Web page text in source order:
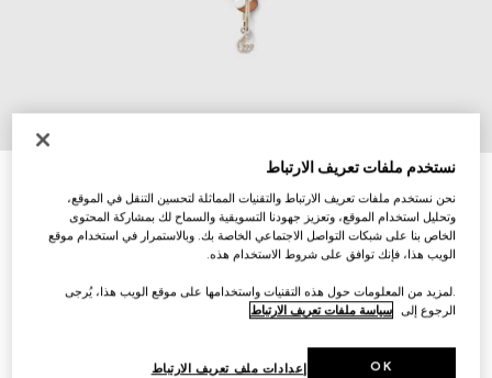
مروحة كبيرة الحجم بطبعة Flora
SAR 2,000
تنويعات أبيض ومتعدد الألوان
نستخدم ملفات تعريف الارتباط
نحن نستخدم ملفات تعريف الارتباط والتقنيات المماثلة لتحسين التنقل في الموقع،
وتحليل استخدام الموقع، وتعزيز جهودنا التسويقية والسماح لك بمشاركة المحتوى
الخاص بنا على شبكات التواصل الاجتماعي الخاصة بك. وبالاستمرار في استخدام موقع
الويب هذا، فإنك توافق على شروط الاستخدام هذه.
.لمزيد من المعلومات حول هذه التقنيات واستخدامها على موقع الويب هذا، يُرجى
الرجوع إلى سياسة ملفات تعريف الارتباط
إعدادات ملف تعريف الارتباط OK